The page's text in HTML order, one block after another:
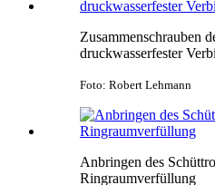
Zusammenschrauben
druckwasserfester
Foto: Robert Lehmann
Anbringen des
Ringraumverfüllung